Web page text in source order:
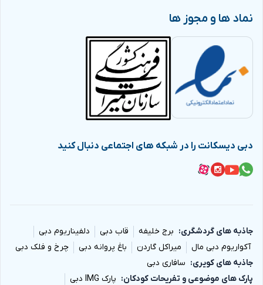
نماد ها و مجوز ها
دبی دیسکانت را در شبکه های اجتماعی دنبال کنید
جاذبه های گردشگری برج خلیفه قاب دبی
دلفیناریوم دبی
آکواریوم دبی مال
میراکل گاردن باغ پروانه دبی
چرخ و فلک دبی
جاذبه های کویری
سافاری دبی
پارک های موضوعی و تفریحات کودکان
پارک IMG دبی